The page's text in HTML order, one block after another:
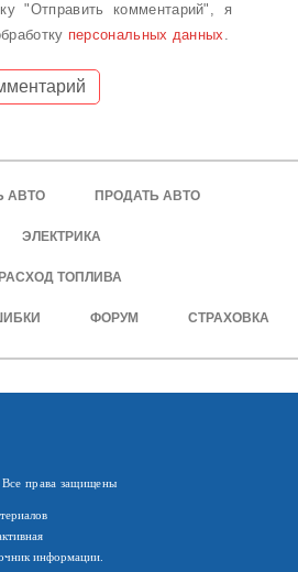
"Отправить комментарий", я
персональных данных .
АВТО ПРОДАТЬ АВТО
ЭЛЕКТРИКА
РАСХОД ТОПЛИВА
ФОРУМ СТРАХОВКА
права защищены
информации.